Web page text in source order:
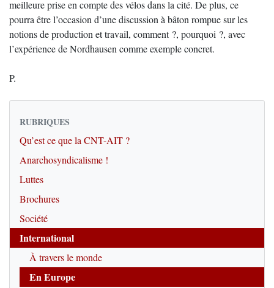
meilleure prise en compte des vélos dans la cité. De plus, ce
pourra être l’occasion d’une discussion à bâton rompue sur les
notions de production et travail, comment ?, pourquoi ?, avec
l’expérience de Nordhausen comme exemple concret.
P.
RUBRIQUES
Qu’est ce que la CNT-AIT ?
Anarchosyndicalisme !
Luttes
Brochures
Société
International
À travers le monde
En Europe